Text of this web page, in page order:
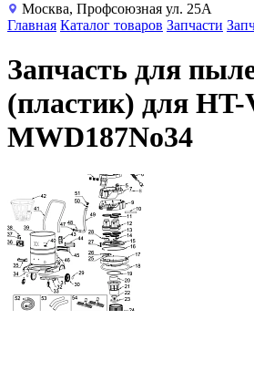
Москва, Профсоюзная ул. 25А
Главная Каталог товаров Запчасти
Запчасть для
(пластик) для HT-
MWD187No34